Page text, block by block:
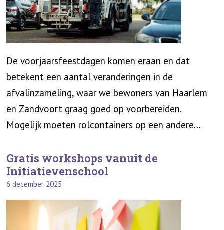
De voorjaarsfeestdagen komen eraan en dat
betekent een aantal veranderingen in de
afvalinzameling, waar we bewoners van Haarlem
en Zandvoort graag goed op voorbereiden.
Mogelijk moeten rolcontainers op een andere…
Gratis workshops vanuit de
Initiatievenschool
6 december 2025